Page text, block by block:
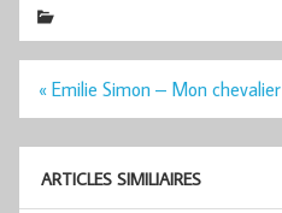
Navigation
« Emilie Simon – Mon chevalier
ARTICLES SIMILIAIRES